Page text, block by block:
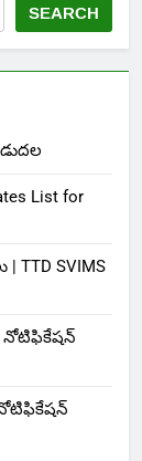
SEARCH
List for
TTD SVIMS
నోటిఫికేషన్
నోటిఫికేషన్